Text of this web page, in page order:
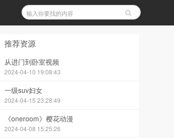
推荐资源
从进门到卧室视频
2024-04-10 19:08:43
一级suv妇女
2024-04-15 23:28:49
《oneroom》樱花动漫
2024-04-08 15:25:26